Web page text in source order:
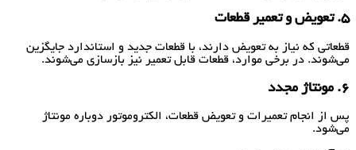
5. تعویض و تعمیر قطعات
قطعاتی که نیاز به تعویض دارند، با قطعات جدید و استاندارد جایگزین
می‌شوند. در برخی موارد، قطعات قابل تعمیر نیز بازسازی می‌شوند.
6. مونتاژ مجدد
پس از انجام تعمیرات و تعویض قطعات، الکتروموتور دوباره مونتاژ
می‌شود.